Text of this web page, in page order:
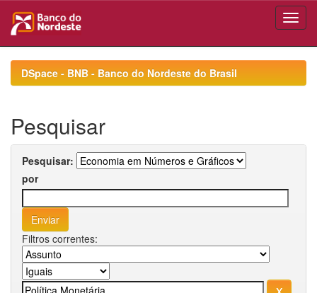
navigationDSpace - BNB - Banco do Nordeste do Brasil
Pesquisar
Pesquisar:
por
Filtros correntes: